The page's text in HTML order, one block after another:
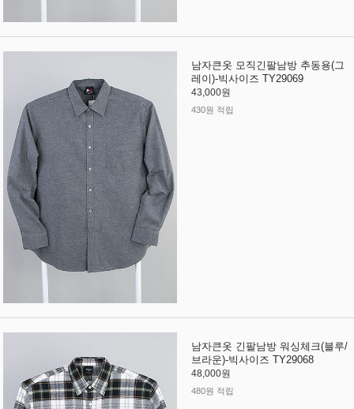
남자큰옷 모직긴팔남방 추동용(그
레이)-빅사이즈 TY29069
43,000원
430원 적립
남자큰옷 긴팔남방 워싱체크(블루/
브라운)-빅사이즈 TY29068
48,000원
480원 적립